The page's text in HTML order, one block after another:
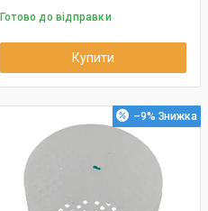
Готово до відправки
Купити
–9%